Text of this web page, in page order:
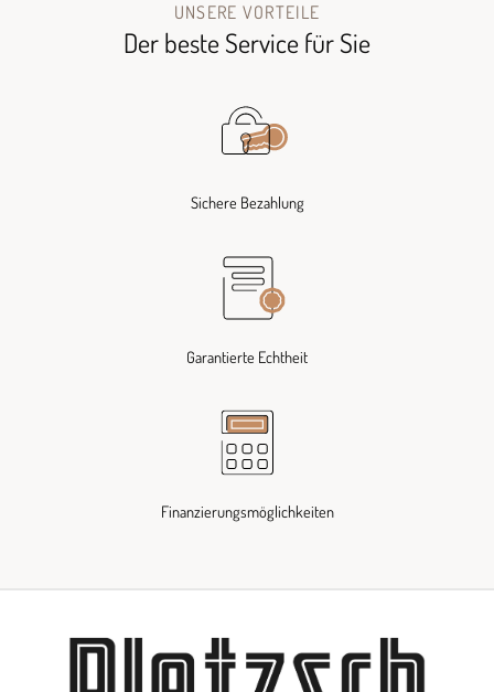
UNSERE VORTEILE
Der beste Service für Sie
Sichere Bezahlung
Garantierte Echtheit
Finanzierungsmöglichkeiten